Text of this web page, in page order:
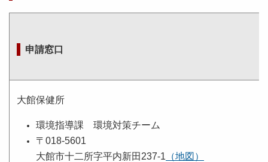
申請窓口
大館保健所
環境指導課 環境対策チーム
〒018-5601
大館市十二所字平内新田237-1 （地図）